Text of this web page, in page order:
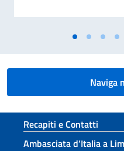
Naviga
Sezione
Recapiti e Contatti
Ambasciata d’Italia a